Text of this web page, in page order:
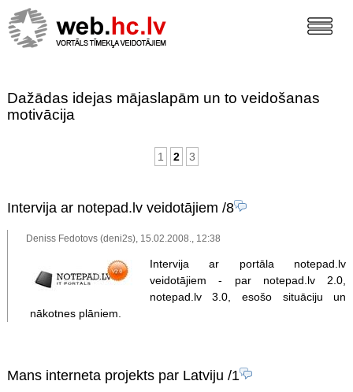
Dažādas idejas mājaslapām un to veidošanas
motivācija
1 2 3
Intervija ar notepad.lv veidotājiem /8
Deniss Fedotovs (deni2s), 15.02.2008., 12:38
Intervija ar portāla notepad.lv
veidotājiem - par notepad.lv 2.0,
notepad.lv 3.0, esošo situāciju un
nākotnes plāniem.
Mans interneta projekts par Latviju /1